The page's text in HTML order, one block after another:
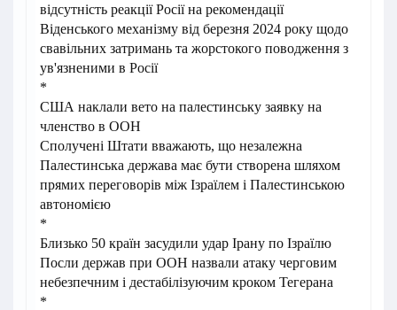
відсутність реакції Росії на рекомендації
Віденського механізму від березня 2024 року щодо
свавільних затримань та жорстокого поводження з
ув'язненими в Росії
*
США наклали вето на палестинську заявку на
членство в ООН
Сполучені Штати вважають, що незалежна
Палестинська держава має бути створена шляхом
прямих переговорів між Ізраїлем і Палестинською
автономією
*
Близько 50 країн засудили удар Ірану по Ізраїлю
Посли держав при ООН назвали атаку черговим
небезпечним і дестабілізуючим кроком Тегерана
*